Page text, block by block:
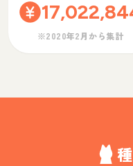
※2020年2月から集計